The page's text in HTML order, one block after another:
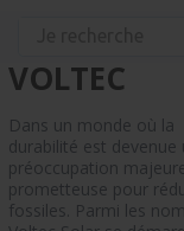
VOLTEC
Dans un monde où la
durabilité est devenue
préoccupation
prometteuse pour
fossiles. Parmi les